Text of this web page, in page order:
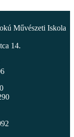
Művészeti Iskola
14.